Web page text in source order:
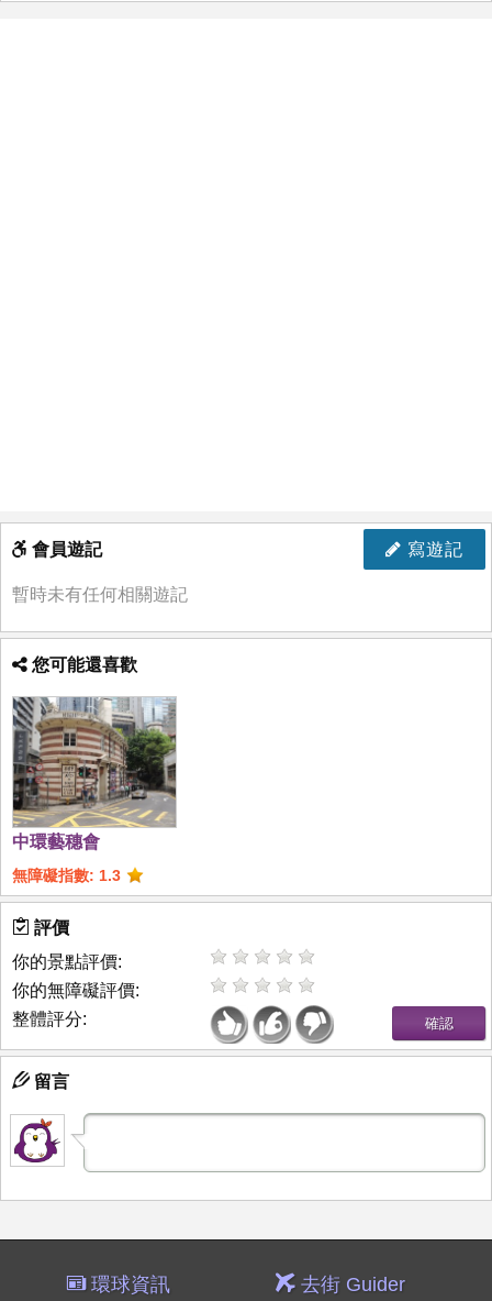
寫遊記
會員遊記
暫時未有任何相關遊記
您可能還喜歡
中環藝穗會
無障礙指數: 1.3
評價
你的景點評價:
你的無障礙評價:
整體評分:
留言
環球資訊 去街 Guider